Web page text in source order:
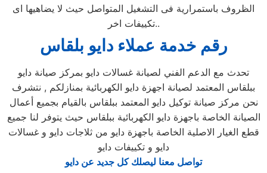
الظروف باستمرارية فى التشغيل المتواصل حيث لا يضاهيها اى
تكييفات اخر..
رقم خدمة عملاء دايو بلقاس
تحدث مع الدعم الفني لصيانة غسالات دايو بمركز صيانة دايو
ببلقاس المعتمد لصيانة اجهزة دايو الكهربائية بمنازلكم , نتشرف
نحن مركز صيانة توكيل دايو المعتمد ببلقاس بالقيام بجميع أعمال
الصيانة الخاصة باجهزة دايو الكهربائية ببلقاس حيث يتوفر لنا جميع
قطع الغيار الاصلية الخاصة باجهزة دايو من ثلاجات دايو و غسالات
دايو و تكييفات دايو
تواصل معنا ليصلك كل جديد عن دايو